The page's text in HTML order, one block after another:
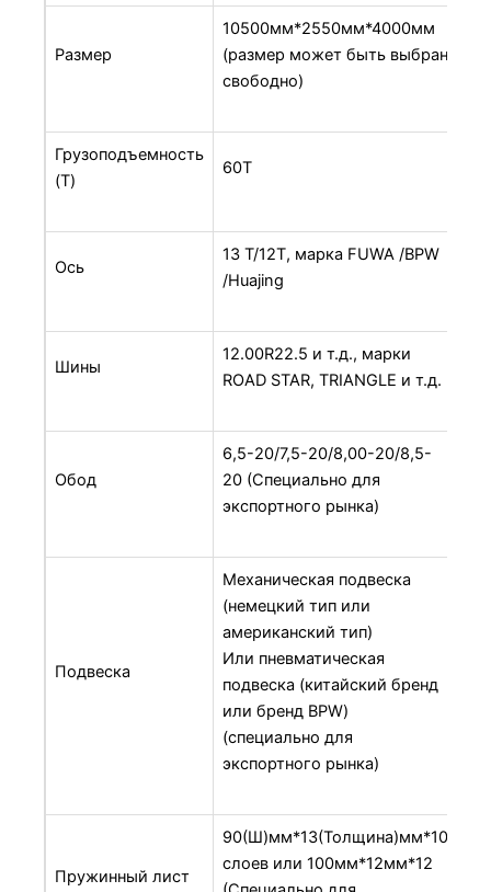
Размер
10500мм*2550мм*4000мм
(размер может быть выбран
свободно)
Грузоподъемность
(T)
60T
Ось
13 T/12T, марка FUWA /BPW
/Huajing
Шины
12.00R22.5 и т.д., марки
ROAD STAR, TRIANGLE и т.д.
Обод
6,5-20/7,5-20/8,00-20/8,5-
20 (Специально для
экспортного рынка)
Подвеска
Механическая подвеска
(немецкий тип или
американский тип)
Или пневматическая
подвеска (китайский бренд
или бренд BPW)
(специально для
экспортного рынка)
Пружинный лист
90(Ш)мм*13(Толщина)мм*10
слоев или 100мм*12мм*12